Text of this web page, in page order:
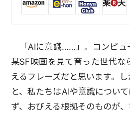
「AIに意識……」。コンピ
某SF映画を見て育った世代な
えるフレーズだと思います。
と、私たちはAIや意識につい
ず、おびえる根拠そのものが